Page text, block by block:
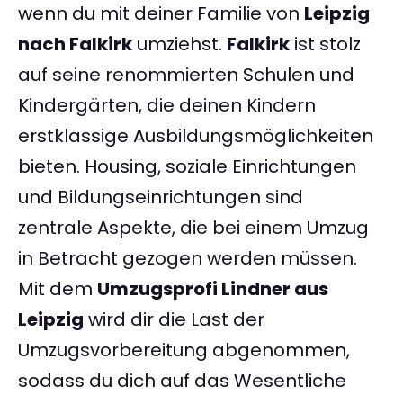
wenn du mit deiner Familie von Leipzig
nach Falkirk umziehst. Falkirk ist stolz
auf seine renommierten Schulen und
Kindergärten, die deinen Kindern
erstklassige Ausbildungsmöglichkeiten
bieten. Housing, soziale Einrichtungen
und Bildungseinrichtungen sind
zentrale Aspekte, die bei einem Umzug
in Betracht gezogen werden müssen.
Mit dem Umzugsprofi Lindner aus
Leipzig wird dir die Last der
Umzugsvorbereitung abgenommen,
sodass du dich auf das Wesentliche